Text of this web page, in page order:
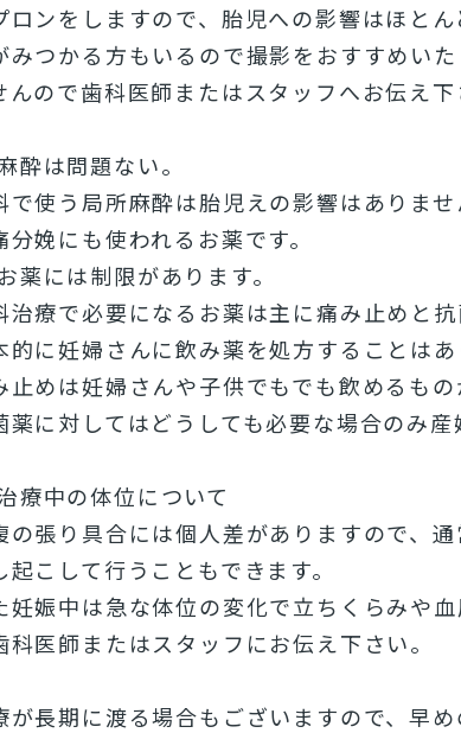
ロンをしますので、胎児への影響はほと
みつかる方もいるので撮影をおすすめい
んので歯科医師またはスタッフへお伝え下
酔は問題ない。
で使う局所麻酔は胎児えの影響はありませ
分娩にも使われるお薬です。
薬には制限があります。
治療で必要になるお薬は主に痛み止めと抗
的に妊婦さんに飲み薬を処方することはあ
止めは妊婦さんや子供でもでも飲めるもの
薬に対してはどうしても必要な場合のみ
療中の体位について
の張り具合には個人差がありますので、
起こして行うこともできます。
妊娠中は急な体位の変化で立ちくらみや
科医師またはスタッフにお伝え下さい。
が長期に渡る場合もございますので、早め